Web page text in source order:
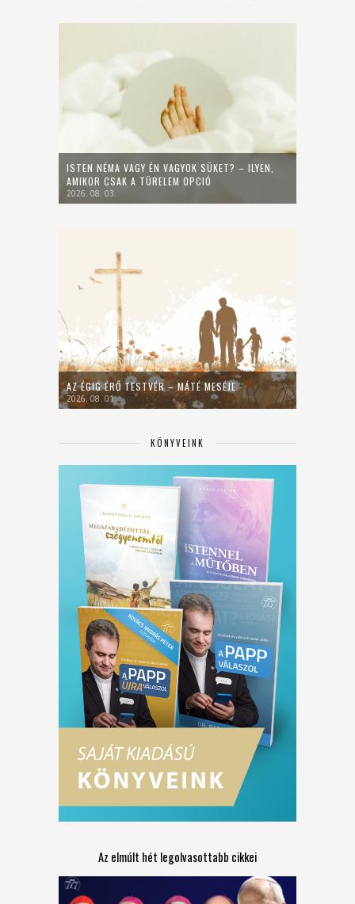
ISTEN NÉMA VAGY ÉN VAGYOK SÜKET? – ILYEN,
AMIKOR CSAK A TÜRELEM OPCIÓ
2026. 08. 03.
AZ ÉGIG ÉRŐ TESTVÉR – MÁTÉ MESÉJE
2026. 08. 01.
KÖNYVEINK
Az elmúlt hét legolvasottabb cikkei